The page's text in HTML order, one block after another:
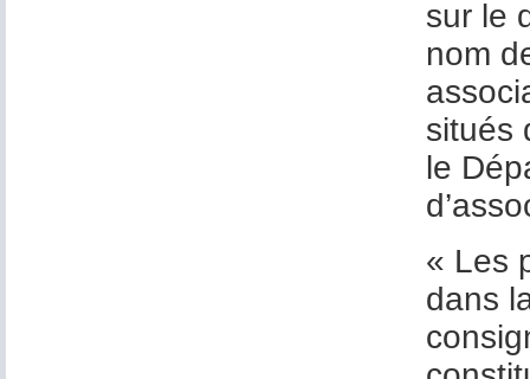
sur le
nom
situés
le
« Les
dans